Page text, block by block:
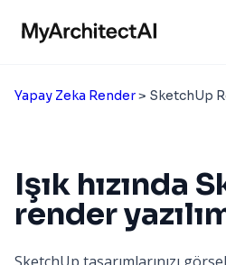
Yapay Zeka Render> SketchUp
Işık hızında
render